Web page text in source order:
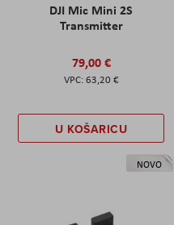
DJI Mic Mini 2S
Transmitter
79,00 €
63,20 €
U KOŠARICU
NOVO